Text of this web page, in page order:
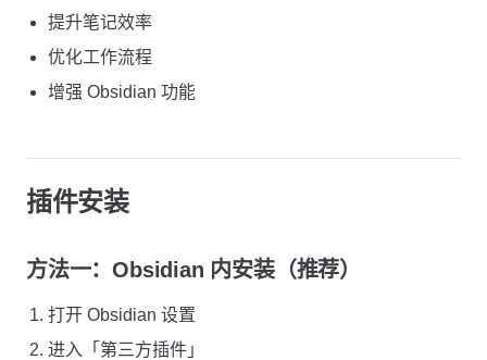
提升笔记效率
优化工作流程
增强 Obsidian 功能
插件安装
方法一：Obsidian 内安装（推荐）
打开 Obsidian 设置
进入「第三方插件」